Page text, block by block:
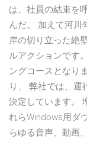
は、社員の結束を
んだ。 加えて河川
岸の切り立った絶
ルアクションです
ングコースとなり
り、 弊社では、運
決定しています。
れらWindows用ダ
らゆる音声、動画